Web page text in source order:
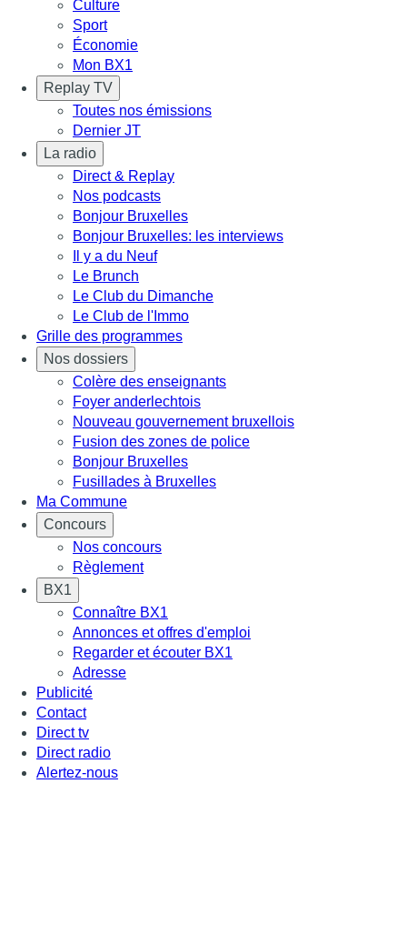
Culture
Sport
Économie
Mon BX1
Replay TV
Toutes nos émissions
Dernier JT
La radio
Direct & Replay
Nos podcasts
Bonjour Bruxelles
Bonjour Bruxelles: les interviews
Il y a du Neuf
Le Brunch
Le Club du Dimanche
Le Club de l'Immo
Grille des programmes
Nos dossiers
Colère des enseignants
Foyer anderlechtois
Nouveau gouvernement bruxellois
Fusion des zones de police
Bonjour Bruxelles
Fusillades à Bruxelles
Ma Commune
Concours
Nos concours
Règlement
BX1
Connaître BX1
Annonces et offres d'emploi
Regarder et écouter BX1
Adresse
Publicité
Contact
Direct tv
Direct radio
Alertez-nous